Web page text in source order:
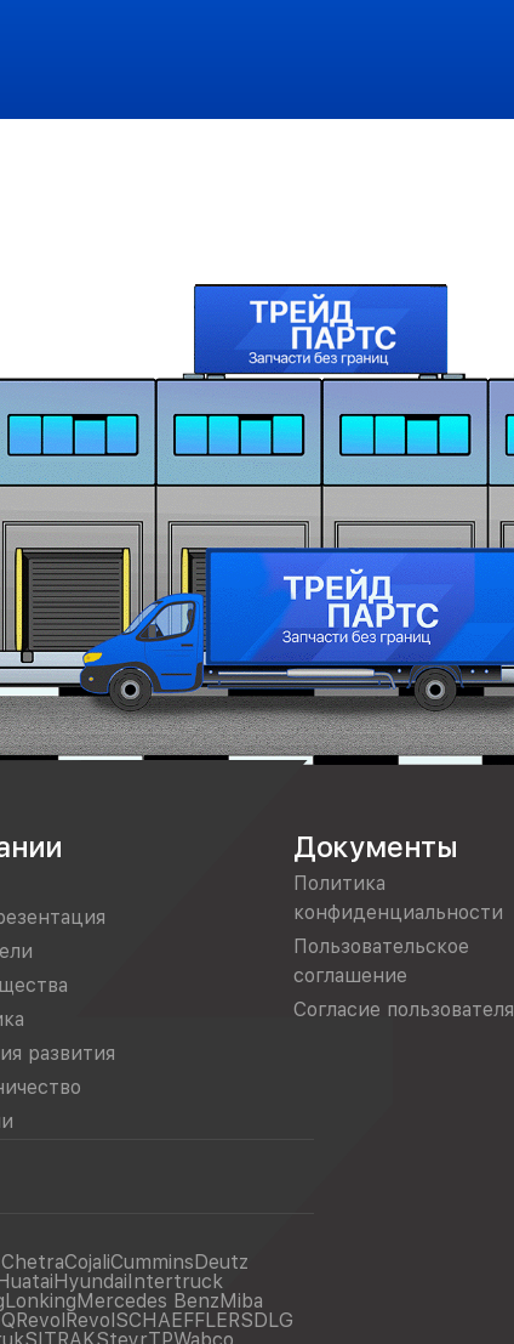
развития
Документы
Политика
конфиденциальности
Пользовательское
соглашение
Согласие пользователя
ChetraCojaliCumminsDeutz
HyundaiIntertruck
LonkingMercedes BenzMiba
RevolRevolSCHAEFFLERSDLG